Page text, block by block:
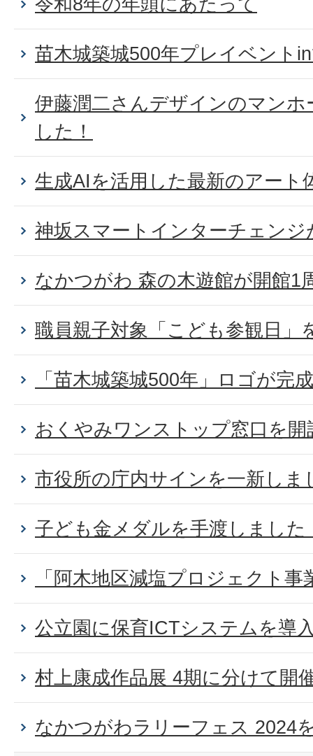
苗木城築城500年プレイベント
伊藤潤二さんデザインのマン
した！
生成AIを活用した最新のアート
神坂スマートインターチェン
なかつがわ 森の木遊館が開館1
職員親子対象「こども参観日」
「苗木城築城500年」ロゴが完
おくやみワンストップ窓口を
市役所の庁内サインを一新しま
子ども金メダルを手渡しました
「阿木地区減塩プロジェクト
公立園に保育ICTシステムを導
村上康成作品展 4期に分けて開
なかつがわラリーフェス 2024